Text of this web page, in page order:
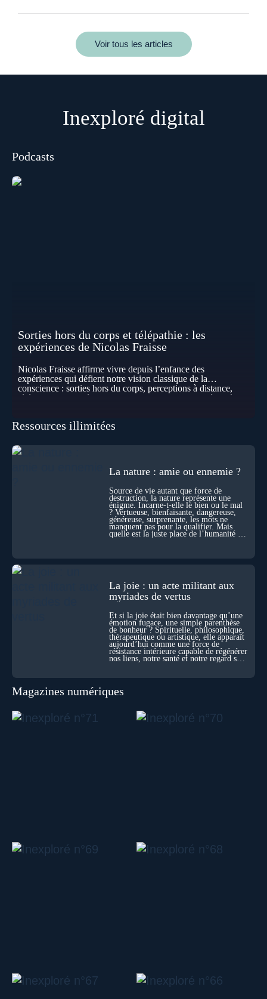
Voir tous les articles
Inexploré digital
Podcasts
Sorties hors du corps et télépathie : les
expériences de Nicolas Fraisse
Nicolas Fraisse affirme vivre depuis l’enfance des
expériences qui défient notre vision classique de la
conscience : sorties hors du corps, perceptions à distance,
télépathie spontanée… Comment accueillir ces phénomènes
les pensées d’autrui ? Que deviennent l’espace, le temps… et
disparaître ? Au fil de cet échange, Nicolas raconte ses
expériences les plus troublantes : visions vérifiées,
durant ses sorties, protocoles scientifiques… et toujours, cette
! Sommes-nous à l’aube d’une révolution de la conscience ?
Sans doute. Mais encore faut-il accepter d’explorer ces
territoires avec lucidité, et rigueur…
Ressources illimitées
La nature : amie ou ennemie ?
Source de vie autant que force de
destruction, la nature représente une
énigme. Incarne-t-elle le bien ou le mal
? Vertueuse, bienfaisante, dangereuse,
généreuse, surprenante, les mots ne
manquent pas pour la qualifier. Mais
quelle est la juste place de l’humanité au
La joie : un acte militant aux
myriades de vertus
Et si la joie était bien davantage qu’une
émotion fugace, une simple parenthèse
de bonheur ? Spirituelle, philosophique,
thérapeutique ou artistique, elle apparaît
aujourd’hui comme une force de
résistance intérieure capable de régénérer
nos liens, notre santé et notre regard sur
Magazines numériques